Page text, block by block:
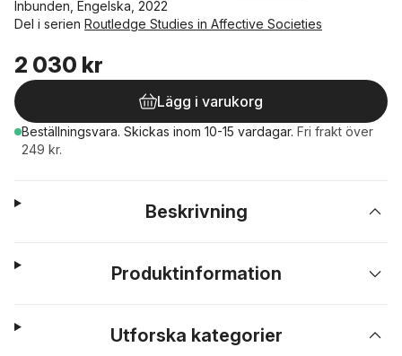
Inbunden, Engelska, 2022
Del i serien Routledge Studies in Affective Societies
2 030 kr
Lägg i varukorg
Beställningsvara. Skickas inom 10-15 vardagar. Fri frakt över
249 kr.
Beskrivning
Produktinformation
Utforska kategorier